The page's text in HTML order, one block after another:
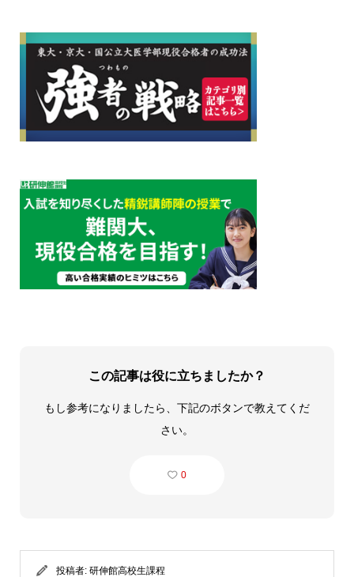
この記事は役に立ちましたか？
もし参考になりましたら、下記のボタンで教えてくだ
さい。
0
投稿者: 研伸館高校生課程